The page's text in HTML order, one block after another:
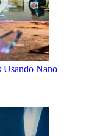
Usando Nano